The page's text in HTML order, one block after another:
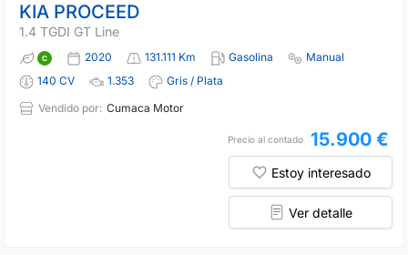
KIA PROCEED
1.4 TGDI GT Line
2020 131.111 Km Gasolina
Manual
140 CV
1.353
Gris / Plata
Vendido por: Cumaca Motor
Precio al contado 15.900 €
Estoy interesado
Ver detalle